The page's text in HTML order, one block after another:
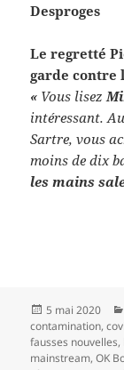
Desproges
Le regretté
garde contre
« Vous lisez
intéressant.
Sartre, vous
moins de dix
les mains
Publié
le
5 mai 2020
contamination,
fausses nouvelles,
mainstream,OK